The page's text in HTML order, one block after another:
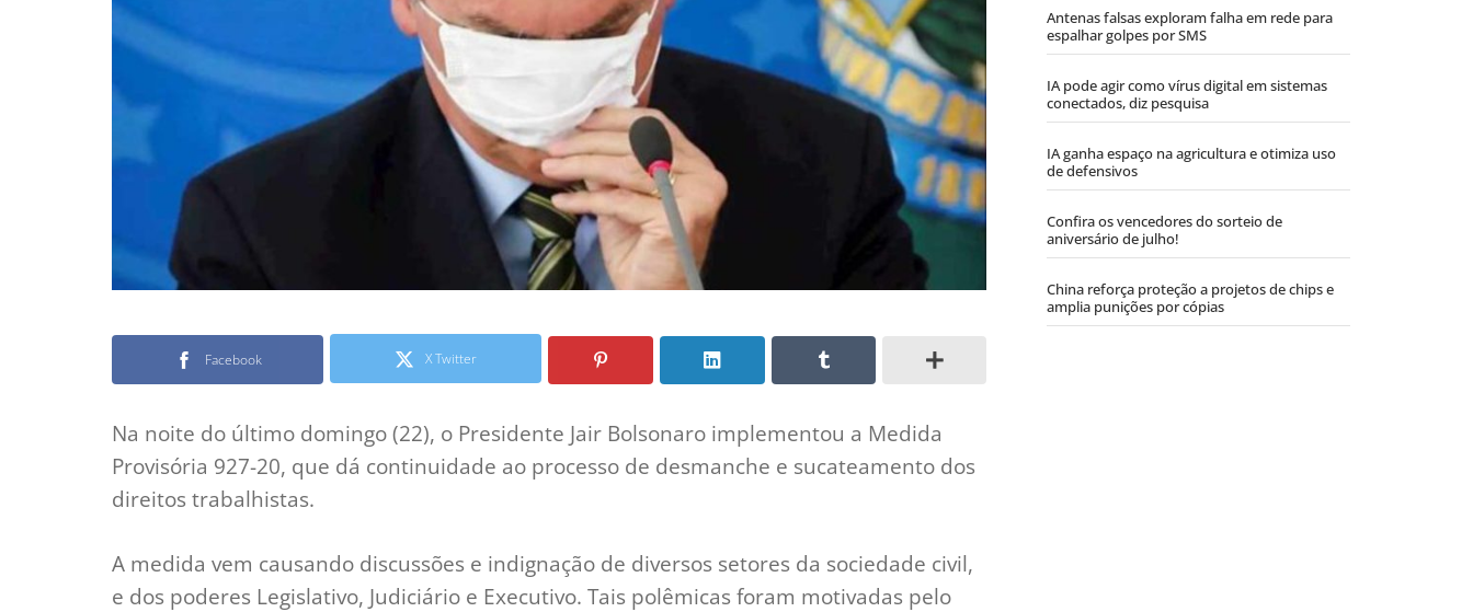
Facebook X Twitter
Na noite do último domingo (22), o Presidente Jair Bolsonaro implementou a Medida
Provisória 927-20, que dá continuidade ao processo de desmanche e sucateamento dos
direitos trabalhistas.
A medida vem causando discussões e indignação de diversos setores da sociedade civil,
e dos poderes Legislativo, Judiciário e Executivo. Tais polêmicas foram motivadas pelo
Antenas falsas exploram falha em rede para
espalhar golpes por SMS
IA pode agir como vírus digital em sistemas
conectados, diz pesquisa
IA ganha espaço na agricultura e otimiza uso
de defensivos
Confira os vencedores do sorteio de
aniversário de julho!
China reforça proteção a projetos de chips e
amplia punições por cópias